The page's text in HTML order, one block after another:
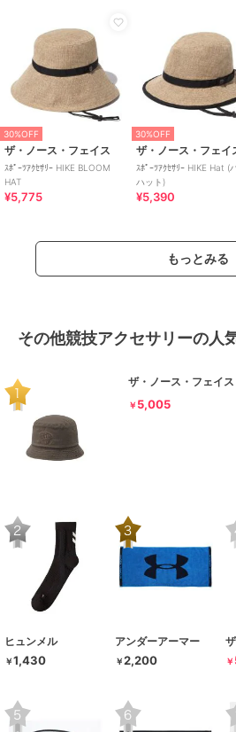
30%OFF
ザ・ノース・フェイス
ｽﾎﾟｰﾂｱｸｾｻﾘｰ HIKE BLOOM
HAT
¥5,775
30%OFF
ザ・ノース・フェイ
ｽﾎﾟｰﾂｱｸｾｻﾘｰ HIKE Hat (
ハット)
¥5,390
もっとみる
その他競技アクセサリーの人
ザ・ノース・フェイス
￥ 5,005
ヒュンメル
￥1,430
アンダーアーマー
￥2,200 ￥